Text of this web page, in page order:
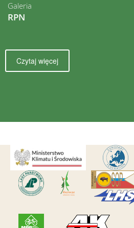
Galeria
RPN
Czytaj więcej